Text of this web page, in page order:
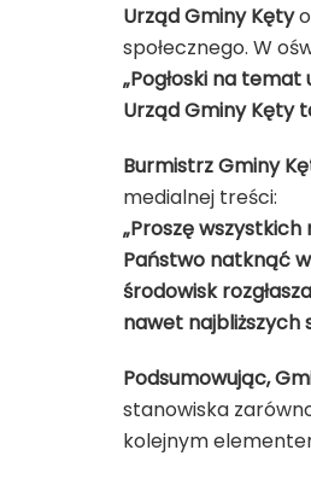
Urząd Gminy Kęty
społecznego. W
„Pogłoski na
Urząd Gminy Kęty
Burmistrz Gminy
medialnej treści:
„Proszę
Państwo natknąć
środowisk
nawet najbliższych
Podsumowując,
stanowiska
kolejnym